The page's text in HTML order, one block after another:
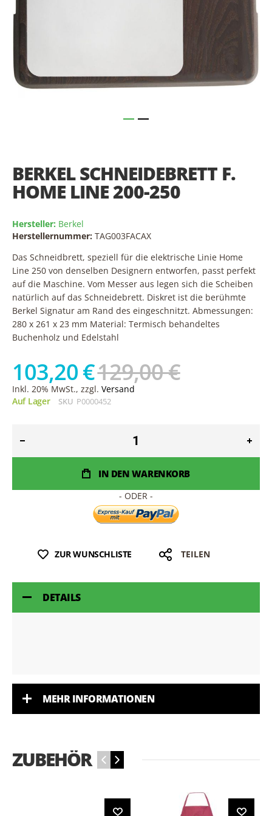
BERKEL SCHNEIDEBRETT F.
HOME LINE 200-250
Hersteller: Berkel
Herstellernummer: TAG003FACAX
Das Schneidbrett, speziell für die elektrische Linie Home
Line 250 von denselben Designern entworfen, passt perfekt
auf die Maschine. Vom Messer aus legen sich die Scheiben
natürlich auf das Schneidebrett. Diskret ist die berühmte
Berkel Signatur am Rand des eingeschnitzt. Abmessungen:
280 x 261 x 23 mm Material: Termisch behandeltes
Buchenholz und Edelstahl
103,20 €129,00 €
Inkl. 20% MwSt., zzgl. Versand
Auf Lager
SKU P0000452
IN DEN WARENKORB
ZUR WUNSCHLISTE TEILEN
beginning
of
the
gallery
DETAILS
MEHR INFORMATIONEN
ZUBEHÖR ‹ ›